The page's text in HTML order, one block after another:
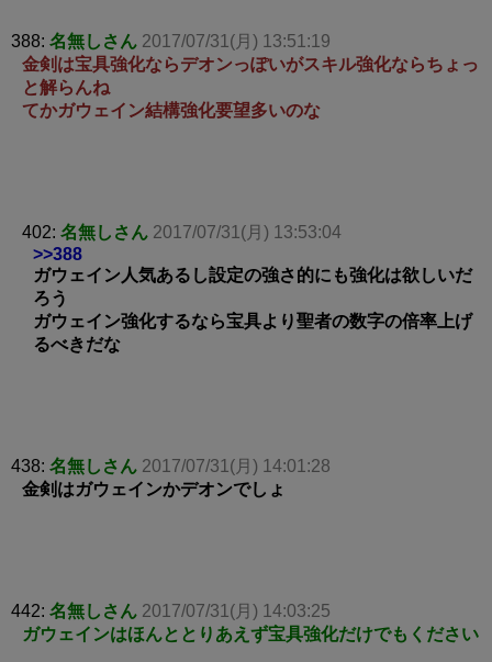
388: 名無しさん 2017/07/31(月) 13:51:19
金剣は宝具強化ならデオンっぽいがスキル強化ならちょっ
と解らんね
てかガウェイン結構強化要望多いのな
402: 名無しさん 2017/07/31(月) 13:53:04
>>388
ガウェイン人気あるし設定の強さ的にも強化は欲しいだ
ろう
ガウェイン強化するなら宝具より聖者の数字の倍率上げ
るべきだな
438: 名無しさん 2017/07/31(月) 14:01:28
金剣はガウェインかデオンでしょ
442: 名無しさん 2017/07/31(月) 14:03:25
ガウェインはほんととりあえず宝具強化だけでもください